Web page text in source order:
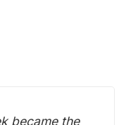
became the